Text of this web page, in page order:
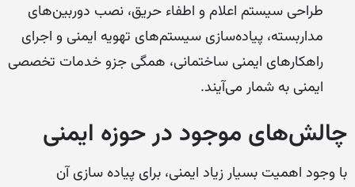
طراحی سیستم اعلام و اطفاء حریق، نصب دوربین‌های
مداربسته، پیاده‌سازی سیستم‌های تهویه ایمنی و اجرای
راهکارهای ایمنی ساختمانی، همگی جزو خدمات تخصصی
ایمنی به شمار می‌آیند.
چالش‌های موجود در حوزه ایمنی
با وجود اهمیت بسیار زیاد ایمنی، برای پیاده سازی آن